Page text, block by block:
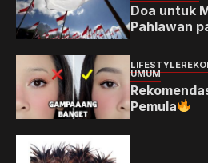
Doa untuk
Pahlawan
LIFESTYLE
UMUM
Pemula